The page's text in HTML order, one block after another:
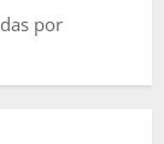
por